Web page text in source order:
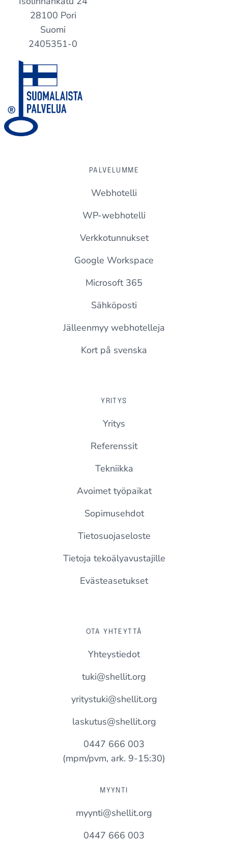
28100 Pori
Suomi
2405351-0
PALVELUMME
Webhotelli
WP-webhotelli
Verkkotunnukset
Google Workspace
Microsoft 365
Sähköposti
Jälleenmyy webhotelleja
Kort på svenska
YRITYS
Yritys
Referenssit
Tekniikka
Avoimet työpaikat
Sopimusehdot
Tietosuojaseloste
Tietoja tekoälyavustajille
Evästeasetukset
OTA YHTEYTTÄ
Yhteystiedot
tuki@shellit.org
yritystuki@shellit.org
laskutus@shellit.org
0447 666 003
(mpm/pvm, ark. 9-15:30)
MYYNTI
myynti@shellit.org
0447 666 003